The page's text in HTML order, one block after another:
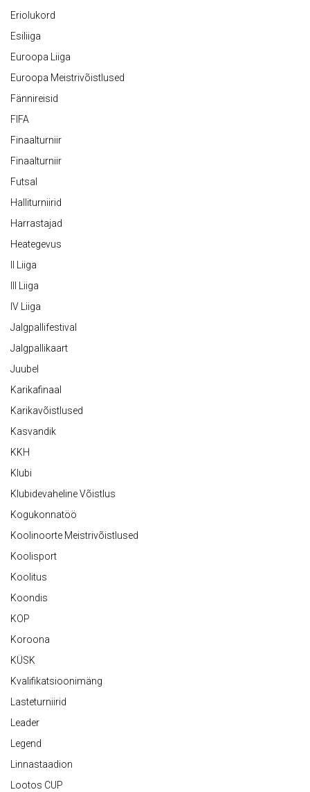
Eriolukord
Esiliiga
Euroopa Liiga
Euroopa Meistrivõistlused
Fännireisid
FIFA
Finaalturniir
Finaalturniir
Futsal
Halliturniirid
Harrastajad
Heategevus
II Liiga
III Liiga
IV Liiga
Jalgpallifestival
Jalgpallikaart
Juubel
Karikafinaal
Karikavõistlused
Kasvandik
KKH
Klubi
Klubidevaheline Võistlus
Kogukonnatöö
Koolinoorte Meistrivõistlused
Koolisport
Koolitus
Koondis
KOP
Koroona
KÜSK
Kvalifikatsioonimäng
Lasteturniirid
Leader
Legend
Linnastaadion
Lootos CUP